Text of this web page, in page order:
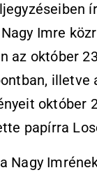
Imre
az október
illetve
október
papírra
Nagy